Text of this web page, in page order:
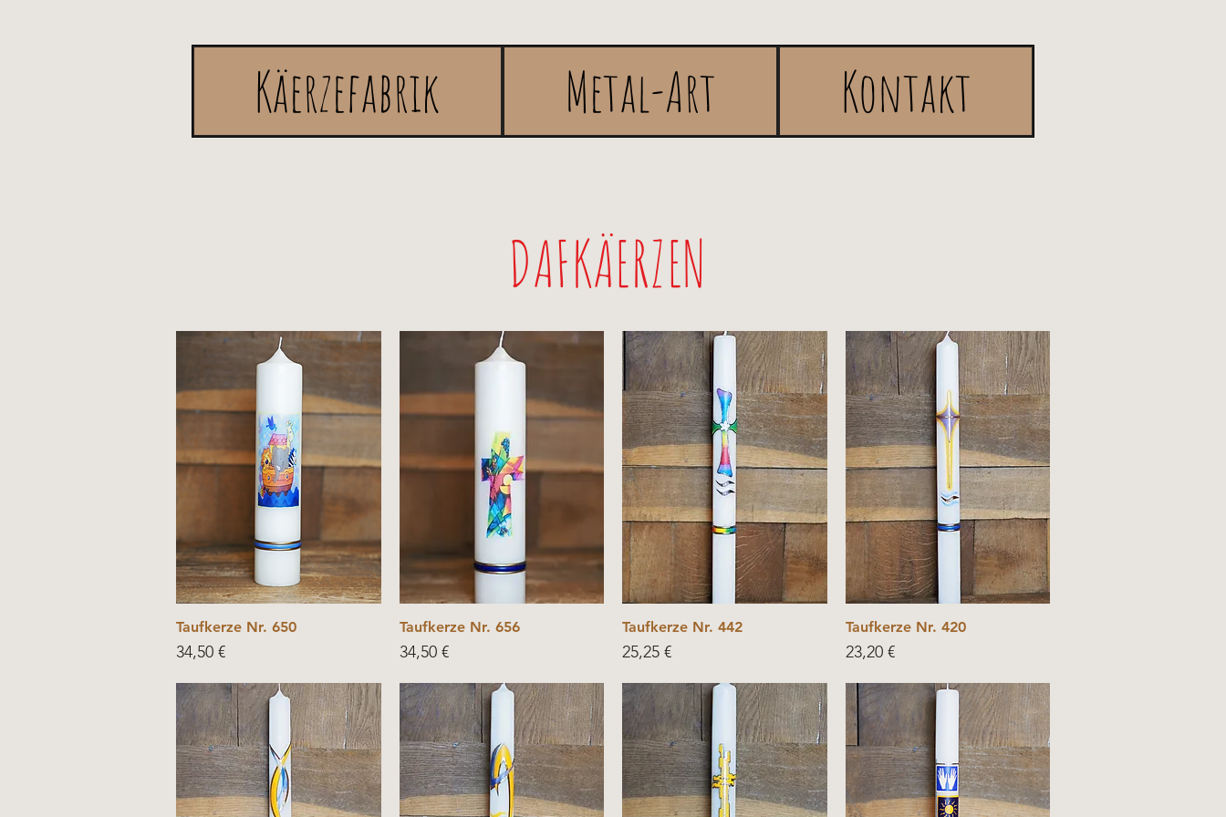
Käerzefabrik Metal-Art Kontakt
DAFKÄERZEN
Taufkerze Nr. 650
Price
34,50 €
Taufkerze Nr. 656
Price
34,50 €
Taufkerze Nr. 442
Price
25,25 €
Taufkerze Nr. 420
Price
23,20 €